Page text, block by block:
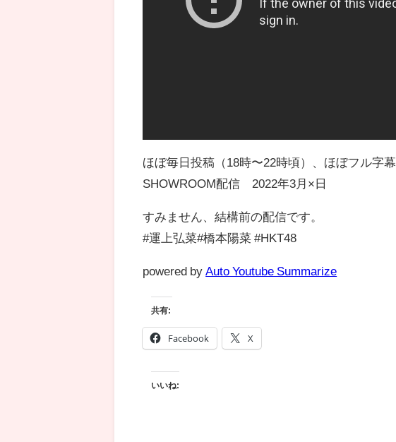
ほぼ毎日投稿（18時〜22時頃）、ほぼフル字幕
SHOWROOM配信 2022年3月×日
すみません、結構前の配信です。
#運上弘菜#橋本陽菜 #HKT48
powered by Auto Youtube Summarize
共有:
Facebook X
いいね: